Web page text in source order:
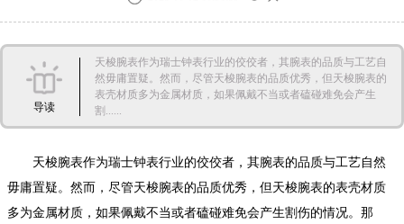
导读
天梭腕表作为瑞士钟表行业的佼佼者，其腕表的品质与工艺自
然毋庸置疑。然而，尽管天梭腕表的品质优秀，但天梭腕表的
表壳材质多为金属材质，如果佩戴不当或者磕碰难免会产生
割......
天梭腕表作为瑞士钟表行业的佼佼者，其腕表的品质与工艺自然
毋庸置疑。然而，尽管天梭腕表的品质优秀，但天梭腕表的表壳材质
多为金属材质，如果佩戴不当或者磕碰难免会产生割伤的情况。那